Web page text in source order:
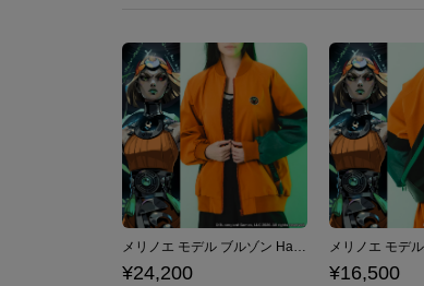
メリノエ モデル ブルゾン Hades II ハデス2
¥24,200 ¥16,500